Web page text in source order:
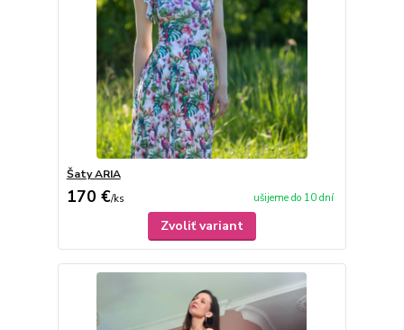
Šaty ARIA
170 €/ks ušijeme do 10 dní
Zvoliť variant